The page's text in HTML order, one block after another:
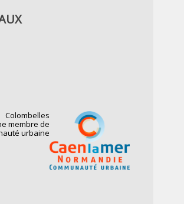
Colombelles
membre de
urbaine